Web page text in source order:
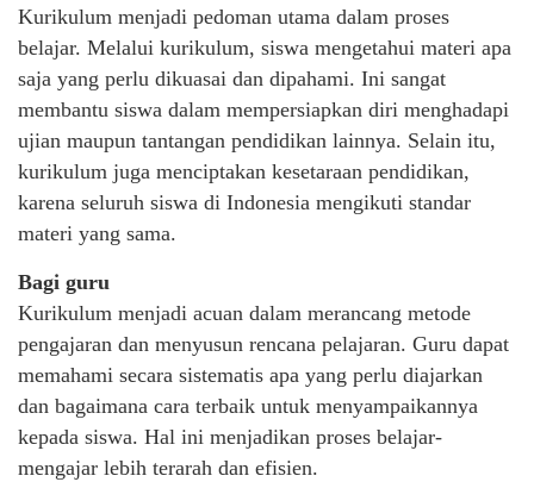
Kurikulum menjadi pedoman utama dalam proses
belajar. Melalui kurikulum, siswa mengetahui materi apa
saja yang perlu dikuasai dan dipahami. Ini sangat
membantu siswa dalam mempersiapkan diri menghadapi
ujian maupun tantangan pendidikan lainnya. Selain itu,
kurikulum juga menciptakan kesetaraan pendidikan,
karena seluruh siswa di Indonesia mengikuti standar
materi yang sama.
Bagi guru
Kurikulum menjadi acuan dalam merancang metode
pengajaran dan menyusun rencana pelajaran. Guru dapat
memahami secara sistematis apa yang perlu diajarkan
dan bagaimana cara terbaik untuk menyampaikannya
kepada siswa. Hal ini menjadikan proses belajar-
mengajar lebih terarah dan efisien.